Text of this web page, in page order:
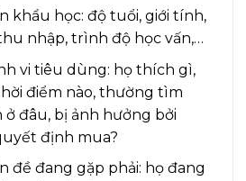
khẩu học: độ tuổi, giới tính,
nhập, trình độ học vấn,…
vi tiêu dùng: họ thích gì,
điểm nào, thường tìm
ở đâu, bị ảnh hưởng bởi
định mua?
đề đang gặp phải: họ đang